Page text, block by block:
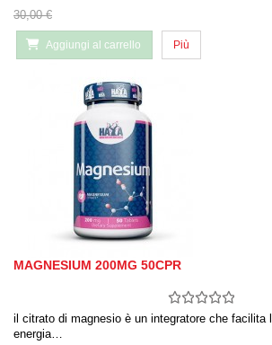
30,00 €
Aggiungi al carrello Più
MAGNESIUM 200MG 50CPR
il citrato di magnesio è un integratore che facilita
energia…